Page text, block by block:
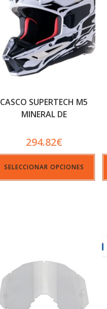
CASCO SUPERTECH M5
MINERAL DE
294.82€
SELECCIONAR OPCIONES